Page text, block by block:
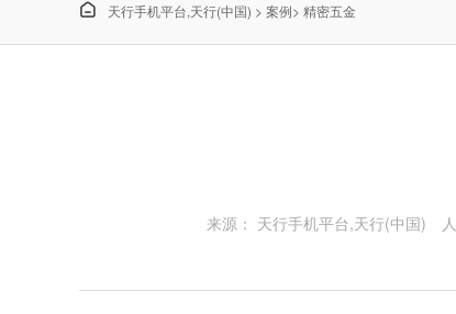
 天行手机平台,天行(中国) > 案例> 精密五金
来源： 天行手机平台,天行(中国)